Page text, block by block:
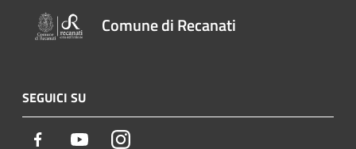
Comune di Recanati
SEGUICI SU
Facebook YoutubeInstagram